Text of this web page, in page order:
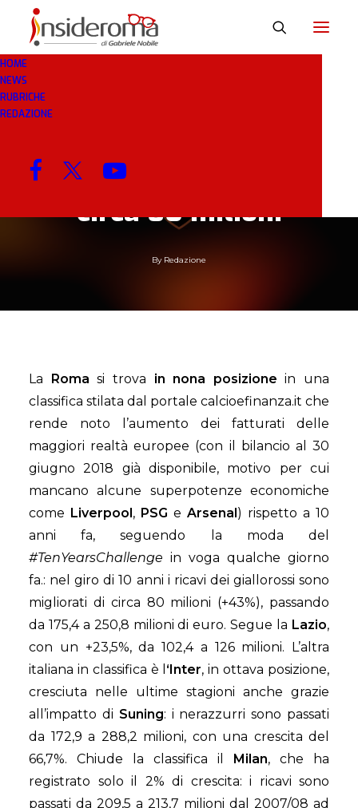
HOME
NEWS
RUBRICHE
REDAZIONE
I ricavi della Roma
sono migliorati di
circa 80 milioni
By Redazione
La Romasi trova in nona posizione in una
classifica stilata dal portale calcioefinanza.it che
rende noto l’aumento dei fatturati delle
maggiori realtà europee (con il bilancio al 30
giugno 2018 già disponibile, motivo per cui
mancano alcune superpotenze economiche
come Liverpool, PSG e Arsenal) rispetto a 10
anni fa, seguendo la moda del
#TenYearsChallenge in voga qualche giorno
fa.: nel giro di 10 anni i ricavi dei giallorossi sono
migliorati di circa 80 milioni (+43%), passando
da 175,4 a 250,8 milioni di euro. Segue la Lazio,
con un +23,5%, da 102,4 a 126 milioni. L’altra
italiana in classifica è l ‘Inter, in ottava posizione,
cresciuta nelle ultime stagioni anche grazie
all’impatto di Suning: i nerazzurri sono passati
da 172,9 a 288,2 milioni, con una crescita del
66,7%. Chiude la classifica il Milan, che ha
registrato solo il 2% di crescita: i ricavi sono
passati da 209,5 a 213,7 milioni dal 2007/08 ad